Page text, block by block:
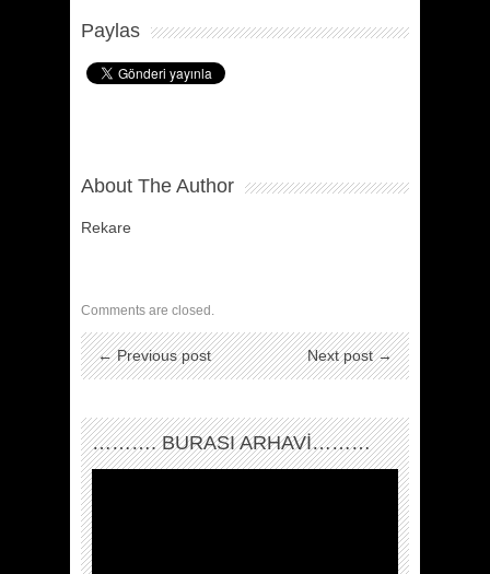
Paylas
About The Author
Rekare
Comments are closed.
← Previous post Next post →
………. BURASI ARHAVİ………